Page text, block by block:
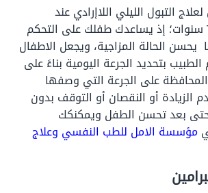
التبول الليلي اللاإرادي عند
الأطفال أكبر من ٦ سنوات؛ إذ يساعدك طفلك على التحكم
يحسن الحالة المزاجية، ويجعل الاطفال
بتحديد الجرعة اليومية بناءً على
على الجرعة التي وصفها
الزيادة أو النقصان أو التوقف بدون
بعد تحسن الطفل ويمكنكك
مؤسسة الامل للطب النفسي وعلاج